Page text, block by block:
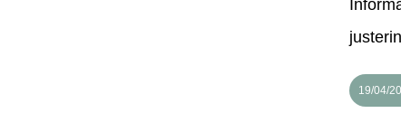
19/04/